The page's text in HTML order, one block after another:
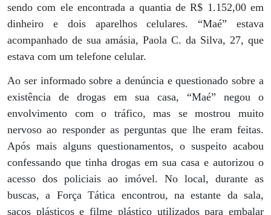
sendo com ele encontrada a quantia de R$ 1.152,00 em
dinheiro e dois aparelhos celulares. “Maé” estava
acompanhado de sua amásia, Paola C. da Silva, 27, que
estava com um telefone celular.
Ao ser informado sobre a denúncia e questionado sobre a
existência de drogas em sua casa, “Maé” negou o
envolvimento com o tráfico, mas se mostrou muito
nervoso ao responder as perguntas que lhe eram feitas.
Após mais alguns questionamentos, o suspeito acabou
confessando que tinha drogas em sua casa e autorizou o
acesso dos policiais ao imóvel. No local, durante as
buscas, a Força Tática encontrou, na estante da sala,
sacos plásticos e filme plástico utilizados para embalar